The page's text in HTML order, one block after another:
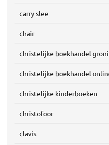
carry slee
chair
christelijke boekhandel
christelijke boekhandel
christelijke kinderboeken
christofoor
clavis